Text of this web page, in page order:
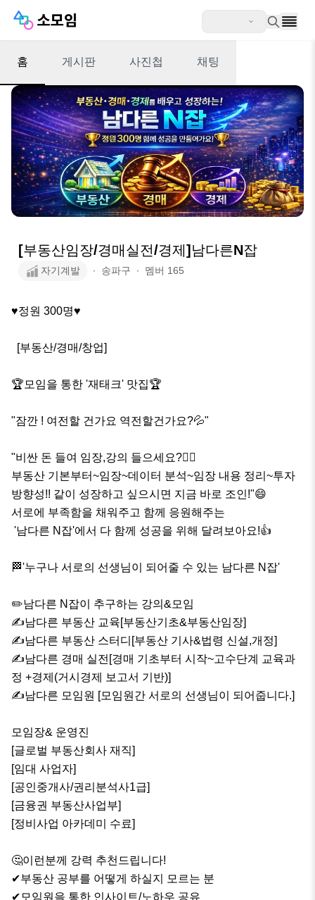
홈 게시판 사진첩 채팅
[부동산임장/경매실전/경제]남다른N잡
자기계발 ∙ 송파구 ∙ 멤버 165
♥정원 300명♥
🏆모임을 통한 '재태크' 맛집🏆
"잠깐 ! 여전할 건가요 역전할건가요?💦"
"비싼 돈 들여 임장,강의 들으세요?🤷‍♀️
부동산 기본부터~임장~데이터 분석~임장 내용 정리~투자
방향성!! 같이 성장하고 싶으시면 지금 바로 조인!"😄
서로에 부족함을 채워주고 함께 응원해주는
🏁'누구나 서로의 선생님이 되어줄 수 있는 남다른 N잡'
✏️남다른 N잡이 추구하는 강의&모임
✍남다른 부동산 교육[부동산기초&부동산임장]
✍남다른 부동산 스터디[부동산 기사&법령 신설,개정]
✍남다른 경매 실전[경매 기초부터 시작~고수단계 교육과
정 +경제(거시경제 보고서 기반)]
✍남다른 모임원 [모임원간 서로의 선생님이 되어줍니다.]
모임장& 운영진
[글로벌 부동산회사 재직]
[임대 사업자]
[공인중개사/권리분석사1급]
[금융권 부동산사업부]
[정비사업 아카데미 수료]
🤔이런분께 강력 추천드립니다!
✔부동산 공부를 어떻게 하실지 모르는 분
✔모임원을 통한 인사이트/노하우 공유